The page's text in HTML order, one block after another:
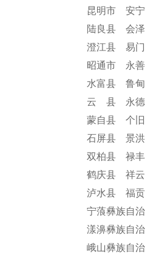
昆明市 安
陆良县 会
澄江县 易
昭通市 永
水富县 鲁
云 县 永德
蒙自县 个
石屏县 景
双柏县 禄
鹤庆县 祥
泸水县 福
宁蒗彝族自
漾濞彝族自
峨山彝族自